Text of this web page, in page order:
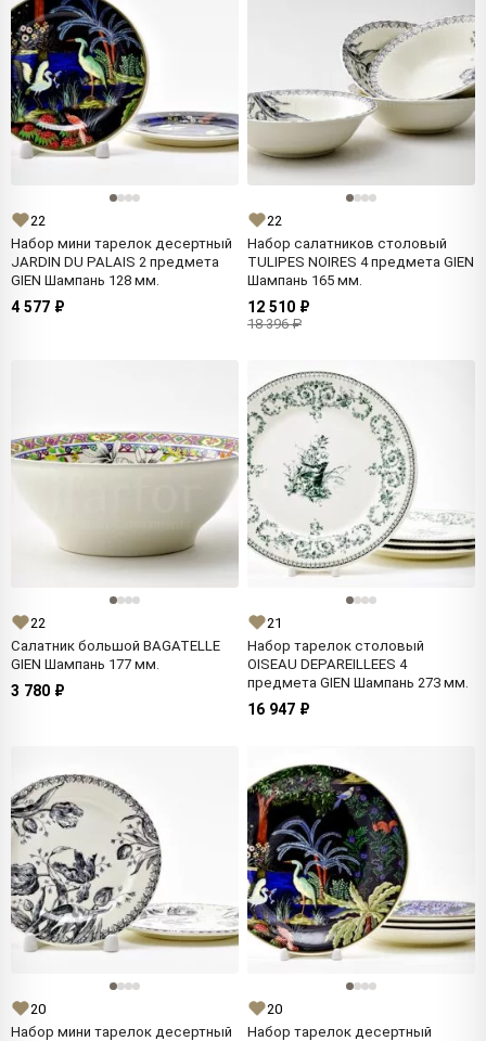
22
Набор мини тарелок десертный
JARDIN DU PALAIS 2 предмета
GIEN Шампань 128 мм.
4 577 ₽
22
Набор салатников столовый
TULIPES NOIRES 4 предмета GIEN
Шампань 165 мм.
12 510 ₽
18 396 ₽
22
Салатник большой BAGATELLE
GIEN Шампань 177 мм.
3 780 ₽
21
Набор тарелок столовый
OISEAU DEPAREILLEES 4
предмета GIEN Шампань 273 мм.
16 947 ₽
20
Набор мини тарелок десертный
20
Набор тарелок десертный